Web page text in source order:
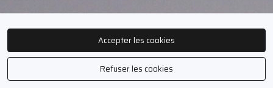
Accepter les cookies
Refuser les cookies